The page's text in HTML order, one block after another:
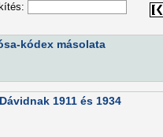
kódex másolata
1911 és 1934